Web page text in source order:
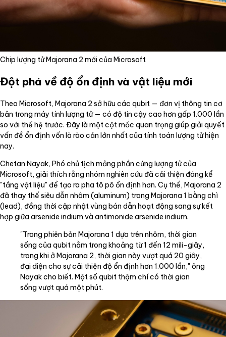
Chip lượng tử Majorana 2 mới của Microsoft
Đột phá về độ ổn định và vật liệu mới
Theo Microsoft, Majorana 2 sở hữu các qubit — đơn vị thông tin cơ
bản trong máy tính lượng tử — có độ tin cậy cao hơn gấp 1.000 lần
so với thế hệ trước. Đây là một cột mốc quan trọng giúp giải quyết
vấn đề ổn định vốn là rào cản lớn nhất của tính toán lượng tử hiện
nay.
Chetan Nayak, Phó chủ tịch mảng phần cứng lượng tử của
Microsoft, giải thích rằng nhóm nghiên cứu đã cải thiện đáng kể
"tầng vật liệu" để tạo ra pha tô pô ổn định hơn. Cụ thể, Majorana 2
đã thay thế siêu dẫn nhôm (aluminum) trong Majorana 1 bằng chì
(lead), đồng thời cập nhật vùng bán dẫn hoạt động sang sự kết
hợp giữa arsenide indium và antimonide arsenide indium.
"Trong phiên bản Majorana 1 dựa trên nhôm, thời gian
sống của qubit nằm trong khoảng từ 1 đến 12 mili-giây,
trong khi ở Majorana 2, thời gian này vượt quá 20 giây,
đại diện cho sự cải thiện độ ổn định hơn 1.000 lần," ông
Nayak cho biết. Một số qubit thậm chí có thời gian
sống vượt quá một phút.